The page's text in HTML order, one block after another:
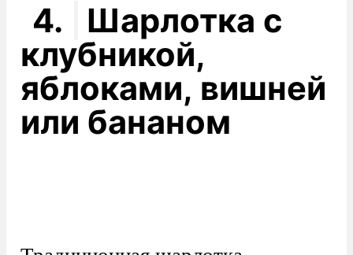
4.
Шарлотка с
клубникой,
яблоками, вишней
или бананом